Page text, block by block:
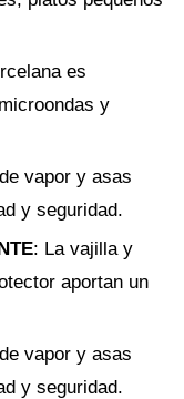
es
y
vapor y asas
y seguridad.
: La vajilla y
aportan un
vapor y asas
y seguridad.